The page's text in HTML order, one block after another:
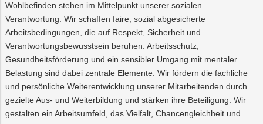
Wohlbefinden stehen im Mittelpunkt unserer sozialen
Verantwortung. Wir schaffen faire, sozial abgesicherte
Arbeitsbedingungen, die auf Respekt, Sicherheit und
Verantwortungsbewusstsein beruhen. Arbeitsschutz,
Gesundheitsförderung und ein sensibler Umgang mit mentaler
Belastung sind dabei zentrale Elemente. Wir fördern die fachliche
und persönliche Weiterentwicklung unserer Mitarbeitenden durch
gezielte Aus- und Weiterbildung und stärken ihre Beteiligung. Wir
gestalten ein Arbeitsumfeld, das Vielfalt, Chancengleichheit und